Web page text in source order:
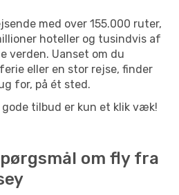
med over 155.000 ruter,
hoteller og tusindvis af
verden. Uanset om du
eller en stor rejse, finder
for, på ét sted.
tilbud er kun et klik væk!
om fly fra